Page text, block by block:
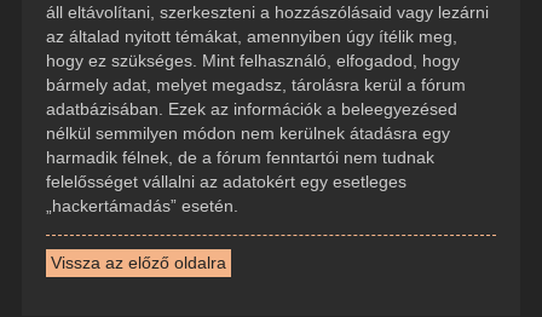
áll eltávolítani, szerkeszteni a hozzászólásaid vagy lezárni
az általad nyitott témákat, amennyiben úgy ítélik meg,
hogy ez szükséges. Mint felhasználó, elfogadod, hogy
bármely adat, melyet megadsz, tárolásra kerül a fórum
adatbázisában. Ezek az információk a beleegyezésed
nélkül semmilyen módon nem kerülnek átadásra egy
harmadik félnek, de a fórum fenntartói nem tudnak
felelősséget vállalni az adatokért egy esetleges
„hackertámadás” esetén.
Vissza az előző oldalra